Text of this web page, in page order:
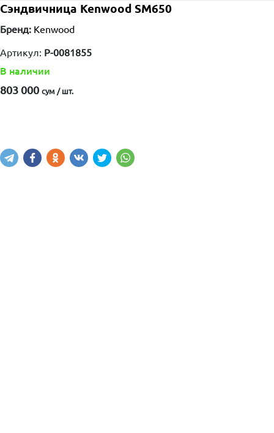
Сэндвичница Kenwood SM650
Бренд: Kenwood
Артикул: P-0081855
В наличии
803 000 сум / шт.